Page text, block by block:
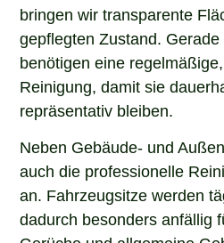
bringen wir transparente
gepflegten Zustand.
benötigen eine
Reinigung, damit sie
repräsentativ bleiben.
Neben Gebäude- und
auch die professionelle
an. Fahrzeugsitze werden
dadurch besonders anfällig